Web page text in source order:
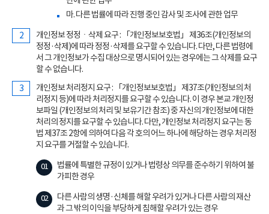
마. 다른 법률에 따라 진행 중인 감사 및 조사에 관한 업무
개인정보 정정ㆍ삭제 요구 : 「개인정보보호법」 제36조(개인정보의
정정·삭제)에 따라 정정·삭제를 요구할 수 있습니다. 다만, 다른 법령에
서 그 개인정보가 수집 대상으로 명시되어 있는 경우에는 그 삭제를 요구
할 수 없습니다.
개인정보 처리정지 요구 : 「개인정보보호법」 제37조(개인정보의 처
리정지 등)에 따라 처리정지를 요구할 수 있습니다. 이 경우 본교 개인정
보파일 (개인정보의 처리 및 보유기간 참조) 중 자신의 개인정보에 대한
처리의 정지를 요구할 수 있습니다. 다만, 개인정보 처리정지 요구는 동
법 제37조 2항에 의하여 다음 각 호의 어느 하나에 해당하는 경우 처리정
지 요구를 거절할 수 있습니다.
법률에 특별한 규정이 있거나 법령상 의무를 준수하기 위하여 불
가피한 경우
다른 사람의 생명·신체를 해할 우려가 있거나 다른 사람의 재산
과 그 밖의 이익을 부당하게 침해할 우려가 있는 경우